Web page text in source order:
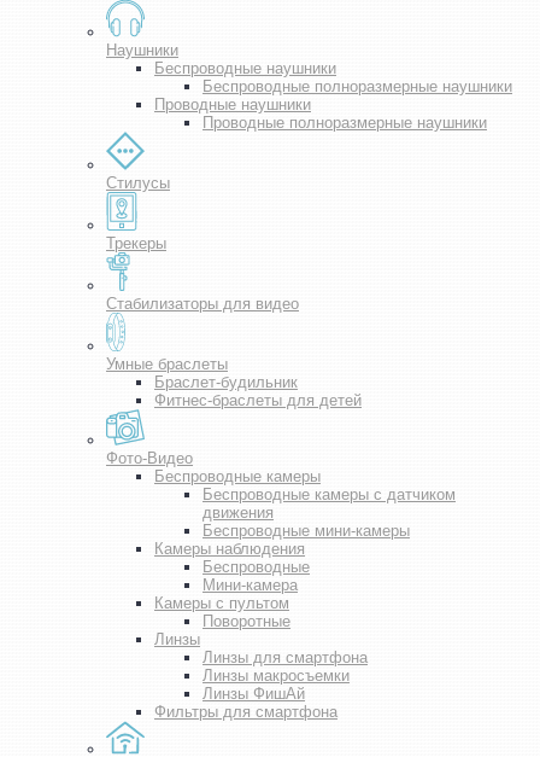
Наушники
Беспроводные наушники
Беспроводные полноразмерные наушники
Проводные наушники
Проводные полноразмерные наушники
Стилусы
Трекеры
Стабилизаторы для видео
Умные браслеты
Браслет-будильник
Фитнес-браслеты для детей
Фото-Видео
Беспроводные камеры
Беспроводные камеры с датчиком
движения
Беспроводные мини-камеры
Камеры наблюдения
Беспроводные
Мини-камера
Камеры с пультом
Поворотные
Линзы
Линзы для смартфона
Линзы макросъемки
Линзы ФишАй
Фильтры для смартфона